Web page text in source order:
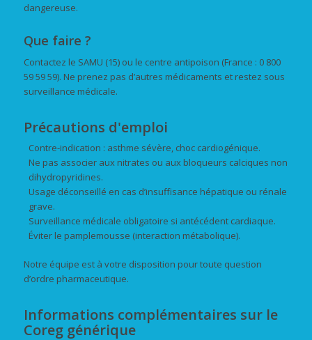
dangereuse.
Que faire ?
Contactez le SAMU (15) ou le centre antipoison (France : 0 800
59 59 59). Ne prenez pas d’autres médicaments et restez sous
surveillance médicale.
Précautions d'emploi
Contre-indication : asthme sévère, choc cardiogénique.
Ne pas associer aux nitrates ou aux bloqueurs calciques non
dihydropyridines.
Usage déconseillé en cas d’insuffisance hépatique ou rénale
grave.
Surveillance médicale obligatoire si antécédent cardiaque.
Éviter le pamplemousse (interaction métabolique).
Notre équipe est à votre disposition pour toute question
d’ordre pharmaceutique.
Informations complémentaires sur le
Coreg générique